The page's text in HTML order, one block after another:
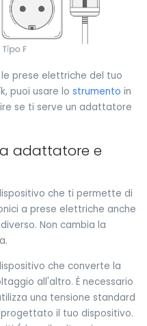
prese elettriche del tuo
puoi usare lo strumento in
se ti serve un adattatore
adattatore e
che ti permette di
a prese elettriche anche
Non cambia la
che converte la
all'altro. È necessario
una tensione standard
il tuo dispositivo.